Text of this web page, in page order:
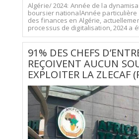
Algérie/ 2024: Année de la
boursier nationalAnnée
des finances en Algérie,
processus de digitalisation, 2024 a
91% DES CHEFS
REÇOIVENT AUCUN
EXPLOITER LA ZLECAF